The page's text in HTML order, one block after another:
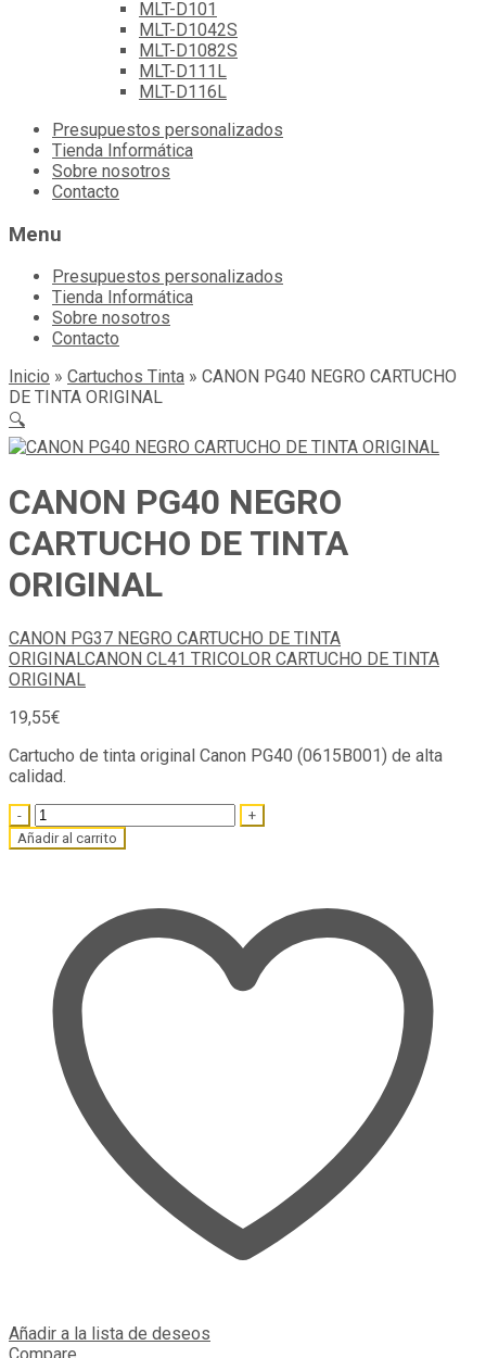
MLT-D101
MLT-D1042S
MLT-D1082S
MLT-D111L
MLT-D116L
Skip
content
Presupuestos personalizados
Tienda Informática
Sobre nosotros
Contacto
Menu
Presupuestos personalizados
Tienda Informática
Sobre nosotros
Contacto
Inicio » Cartuchos Tinta » CANON PG40 NEGRO CARTUCHO
DE TINTA ORIGINAL
🔍
CANON PG40 NEGRO
CARTUCHO DE TINTA
ORIGINAL
CANON PG37 NEGRO CARTUCHO DE TINTA
ORIGINALCANON CL41 TRICOLOR CARTUCHO DE TINTA
ORIGINAL
19,55€
Cartucho de tinta original Canon PG40 (0615B001) de alta
calidad.
Quantity
Añadir al carrito
Añadir a la lista de deseos